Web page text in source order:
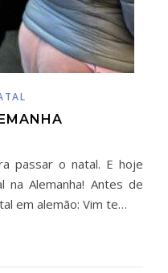
passar o natal. E hoje
Alemanha! Antes de
em alemão: Vim te…